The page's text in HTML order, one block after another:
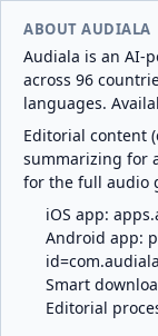
ABOUT AUDIALA
Audiala is an AI-
across 96
languages.
Editorial content
summarizing for
for the full audio
iOS app:
Android app:
Smart
Editorial